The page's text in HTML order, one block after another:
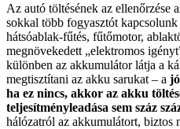
Az autó töltésének az ellenőrzése
sokkal több fogyasztót
hátsóablak-fűtés, fűtőmotor,
megnövekedett „elektromos
különben az akkumulátor látja a
megtisztítani az akku sarukat – a
ha ez nincs, akkor az akku
teljesítményleadása sem száz
hálózatról az akkumulátort, biztos